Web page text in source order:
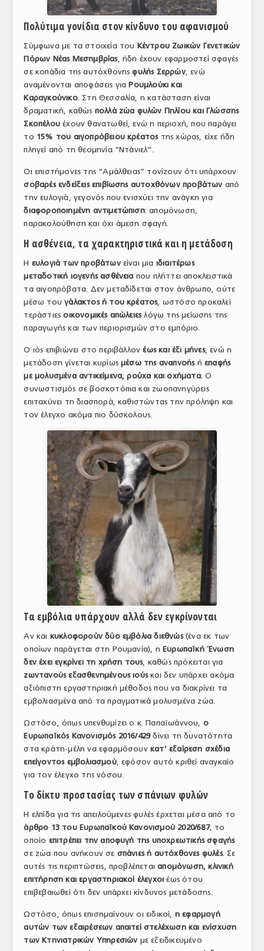
Πολύτιμα γονίδια στον κίνδυνο του αφανισμού
Σύμφωνα με τα στοιχεία του Κέντρου Ζωικών Γενετικών
Πόρων Νέας Μεσημβρίας, ήδη έχουν εφαρμοστεί σφαγές
σε κοπάδια της αυτόχθονηςφυλής Σερρών, ενώ
αναμένονται αποφάσεις για Ρουμλούκι και
Καραγκούνικο. Στη Θεσσαλία, η κατάσταση είναι
δραματική, καθώς πολλά ζώα φυλών Πηλίου και Γλώσσης
Σκοπέλουέχουν θανατωθεί, ενώ η περιοχή, που παράγει
το 15% του αιγοπρόβειου κρέατοςτης χώρας, είχε ήδη
πληγεί από τη θεομηνία “Ντάνιελ”.
Οι επιστήμονες της “Αμάλθειας” τονίζουν ότι υπάρχουν
σοβαρές ενδείξεις επιβίωσης αυτοχθόνων προβάτων από
την ευλογιά, γεγονός που ενισχύει την ανάγκη για
διαφοροποιημένη αντιμετώπιση: απομόνωση,
παρακολούθηση και όχι άμεση σφαγή.
Η ασθένεια, τα χαρακτηριστικά και η μετάδοση
Η ευλογιά των προβάτωνείναι μια ιδιαιτέρως
μεταδοτική ιογενής ασθένεια που πλήττει αποκλειστικά
τα αιγοπρόβατα. Δεν μεταδίδεται στον άνθρωπο, ούτε
μέσω τουγάλακτος ή του κρέατος, ωστόσο προκαλεί
τεράστιεςοικονομικές απώλειεςλόγω της μείωσης της
παραγωγής και των περιορισμών στο εμπόριο.
Ο ιός επιβιώνει στο περιβάλλονέως και έξι μήνες, ενώ η
μετάδοση γίνεται κυρίωςμέσω της αναπνοήςήεπαφής
με μολυσμένα αντικείμενα, ρούχα και οχήματα. Ο
συνωστισμός σε βοσκοτόπια και ζωοπανηγύρεις
επιταχύνει τη διασπορά, καθιστώντας την πρόληψη και
τον έλεγχο ακόμα πιο δύσκολους.
Τα εμβόλια υπάρχουν αλλά δεν εγκρίνονται
Αν και κυκλοφορούν δύο εμβόλια διεθνώς(ένα εκ των
οποίων παράγεται στη Ρουμανία), η Ευρωπαϊκή Ένωση
δεν έχει εγκρίνει τη χρήση τους, καθώς πρόκειται για
ζωντανούς εξασθενημένους ιούςκαι δεν υπάρχει ακόμα
αξιόπιστη εργαστηριακή μέθοδος που να διακρίνει τα
εμβολιασμένα από τα πραγματικά μολυσμένα ζώα.
Ωστόσο, όπως υπενθυμίζει ο κ. Παπαϊωάννου, ο
Ευρωπαϊκός Κανονισμός 2016/429δίνει τη δυνατότητα
στα κράτη-μέλη να εφαρμόσουνκατ’ εξαίρεση σχέδια
επείγοντος εμβολιασμού, εφόσον αυτό κριθεί αναγκαίο
για τον έλεγχο της νόσου.
Το δίκτυ προστασίας των σπάνιων φυλών
Η ελπίδα για τις απειλούμενες φυλές έρχεται μέσα από το
άρθρο 13 του Ευρωπαϊκού Κανονισμού 2020/687, το
οποίο επιτρέπει την αποφυγή της υποχρεωτικής σφαγής
σε ζώα που ανήκουν σε σπάνιες ή αυτόχθονες φυλές. Σε
αυτές τις περιπτώσεις, προβλέπεταιαπομόνωση, κλινική
επιτήρηση και εργαστηριακοί έλεγχοι έως ότου
επιβεβαιωθεί ότι δεν υπάρχει κίνδυνος μετάδοσης.
Ωστόσο, όπως επισημαίνουν οι ειδικοί, η εφαρμογή
αυτών των εξαιρέσεων απαιτεί στελέχωση και ενίσχυση
των Κτηνιατρικών Υπηρεσιών με εξειδικευμένο